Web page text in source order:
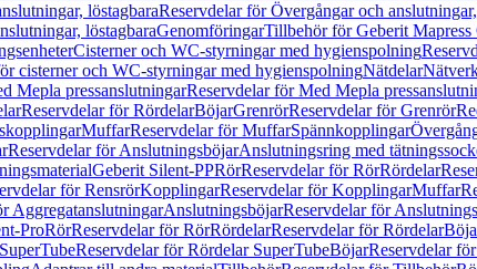
löstagbaraReservdelar för Övergångar och
löstagbaraGenomföringarTillbehör för Geberit
Cisterner och WC-styrningar med hygienspolning
cisterner och WC-styrningar med hygienspolningNätdelar
Mepla pressanslutningarReservdelar för Med Mepla
Reservdelar för RördelarBöjarGrenrörReservdelar för Grenrör
MuffarReservdelar för MuffarSpännkopplingar
Reservdelar för AnslutningsböjarAnslutningsring med
Geberit Silent-PPRörReservdelar för RörRördelar
för RensrörKopplingarReservdelar för KopplingarMuffar
AggregatanslutningarAnslutningsböjarReservdelar för
ProRörReservdelar för RörRördelarReservdelar för Rördelar
Reservdelar för Rördelar SuperTubeBöjarReservdelar